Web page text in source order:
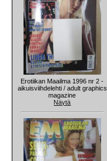
Erotiikan Maailma 1996 nr 2 -
aikuisviihdelehti / adult graphics
magazine
Näytä